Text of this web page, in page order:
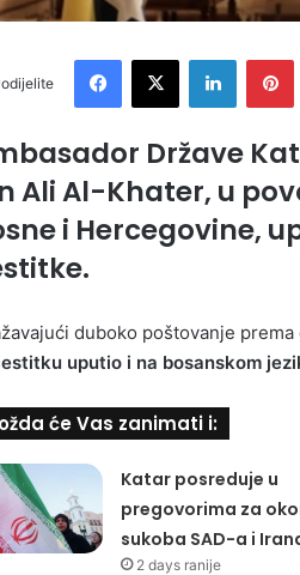
Države
Ali Al-Khater, u
i Hercegovine,
duboko poštovanje
uputio i na bosanskom
će Vas zanimati i:
Katar posreduje u
pregovorima za
sukoba SAD-a i
2 days ranije